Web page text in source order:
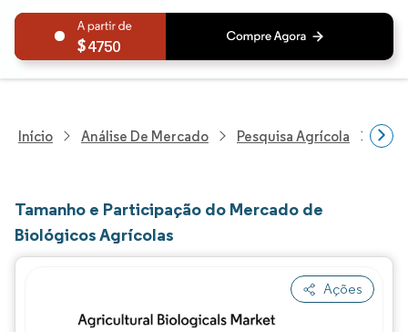
4750
Início Análise De Mercado Pesquisa Agrícola
Tamanho e Participação do Mercado de
Biológicos Agrícolas
Ações